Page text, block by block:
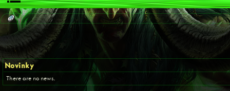
Novinky
There are no news.